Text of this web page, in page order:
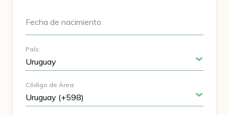
Fecha de nacimiento:
País:
Código de Área: